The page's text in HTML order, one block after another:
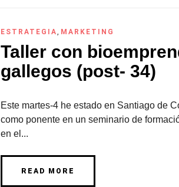
ESTRATEGIA, MARKETING
Taller con
gallegos (post- 34)
Este martes-4 he estado en Santiago de
como ponente en un seminario de
en el...
READ MORE